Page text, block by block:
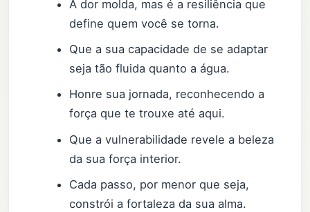
A dor molda, mas é a resiliência que
define quem você se torna.
Que a sua capacidade de se adaptar
seja tão fluida quanto a água.
Honre sua jornada, reconhecendo a
força que te trouxe até aqui.
Que a vulnerabilidade revele a beleza
da sua força interior.
Cada passo, por menor que seja,
constrói a fortaleza da sua alma.